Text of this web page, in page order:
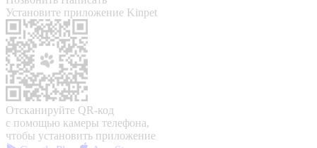
Установите приложение Kinpet
Отсканируйте QR-код
с помощью камеры телефона,
чтобы установить приложение